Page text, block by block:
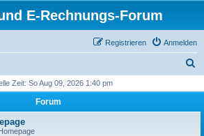
E-Rechnungs-Forum
Anmelden
Registrieren
h
Zeit: So Aug 09, 2026 1:40 pm
Forum